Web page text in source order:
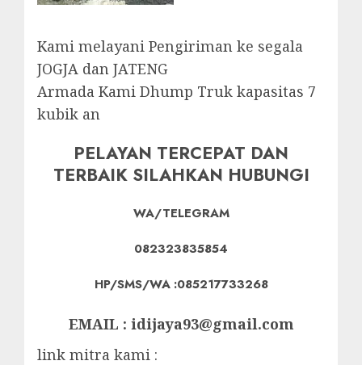
Kami melayani Pengiriman ke segala
JOGJA dan JATENG
Armada Kami Dhump Truk kapasitas 7
kubik an
PELAYAN TERCEPAT DAN
TERBAIK SILAHKAN HUBUNGI
WA/TELEGRAM
082323835854
HP/SMS/WA :085217733268
EMAIL : idijaya93@gmail.com
link mitra kami :